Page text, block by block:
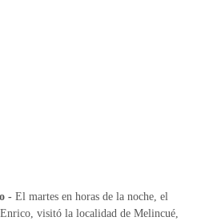
- El martes en horas de la noche, el
visitó la localidad de Melincué,